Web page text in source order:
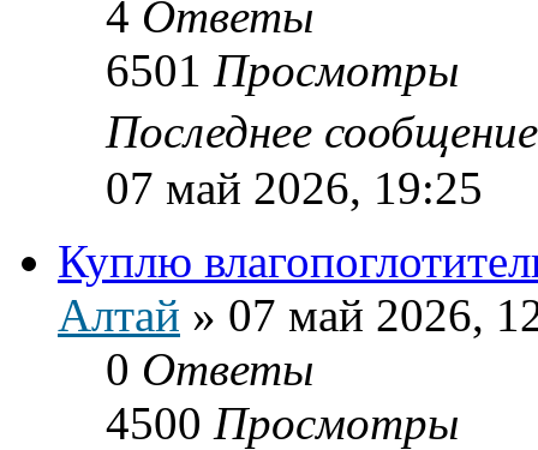
4 Ответы
6501 Просмотры
Последнее
07 май 2026, 19:25
Куплю
Алтай » 07 май 2026,
0 Ответы
4500 Просмотры